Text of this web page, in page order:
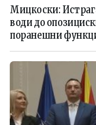
ИСТРАГАТА
Мицкоски:
води до
поранешни